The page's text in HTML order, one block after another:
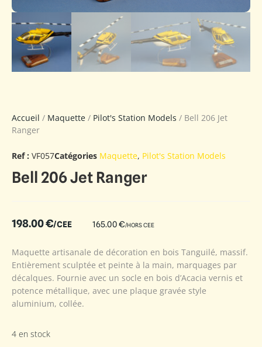
Accueil / Maquette / Pilot's Station Models / Bell 206 Jet
Ranger
Ref : VF057Catégories Maquette, Pilot's Station Models
Bell 206 Jet Ranger
198.00€/CEE 165.00€/HORS CEE
Maquette artisanale de décoration en bois Tanguilé, massif.
Entièrement sculptée et peinte à la main, marquages par
décalques. Fournie avec un socle en bois d’Acacia vernis et
potence métallique, avec une plaque gravée style
aluminium, collée.
4 en stock